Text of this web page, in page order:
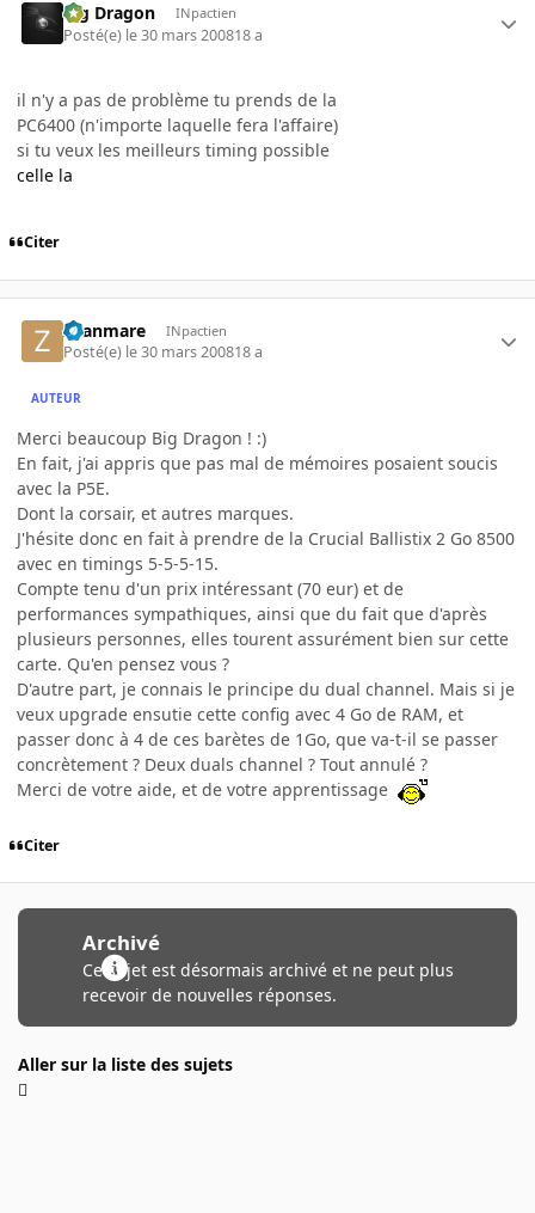
Big Dragon INpactien
Posté(e) le 30 mars 200818 a
il n'y a pas de problème tu prends de la
PC6400 (n'importe laquelle fera l'affaire)
si tu veux les meilleurs timing possible
celle la
Citer
zhanmare INpactien
Posté(e) le 30 mars 200818 a
AUTEUR
Merci beaucoup Big Dragon ! :)
En fait, j'ai appris que pas mal de mémoires posaient soucis
avec la P5E.
Dont la corsair, et autres marques.
J'hésite donc en fait à prendre de la Crucial Ballistix 2 Go 8500
avec en timings 5-5-5-15.
Compte tenu d'un prix intéressant (70 eur) et de
performances sympathiques, ainsi que du fait que d'après
plusieurs personnes, elles tourent assurément bien sur cette
carte. Qu'en pensez vous ?
D'autre part, je connais le principe du dual channel. Mais si je
veux upgrade ensutie cette config avec 4 Go de RAM, et
passer donc à 4 de ces barètes de 1Go, que va-t-il se passer
concrètement ? Deux duals channel ? Tout annulé ?
Merci de votre aide, et de votre apprentissage
Citer
Archivé
Ce sujet est désormais archivé et ne peut plus
recevoir de nouvelles réponses.
Aller sur la liste des sujets